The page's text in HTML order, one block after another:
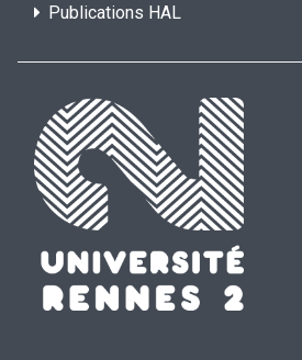
Publications HAL